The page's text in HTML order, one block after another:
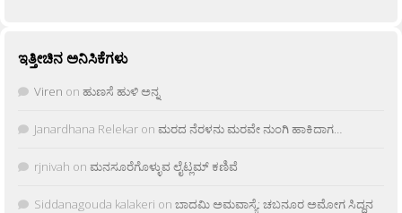
ಇತ್ತೀಚಿನ ಅನಿಸಿಕೆಗಳು
Viren on ಹುಣಸೆ ಹುಳಿ ಅನ್ನ
Janardhana Relekar on ಮರದ ನೆರಳನು ಮರವೇ ನುಂಗಿ ಹಾಕಿದಾಗ…
rjnivah on ಮನಸೂರೆಗೊಳ್ಳುವ ಲೈಟ್ಲಮ್ ಕಣಿವೆ
Siddanagouda kalakeri on ಬಾದಮಿ ಅಮವಾಸ್ಯೆ: ಚಬನೂರ ಅಮೋಗ ಸಿದ್ದನ